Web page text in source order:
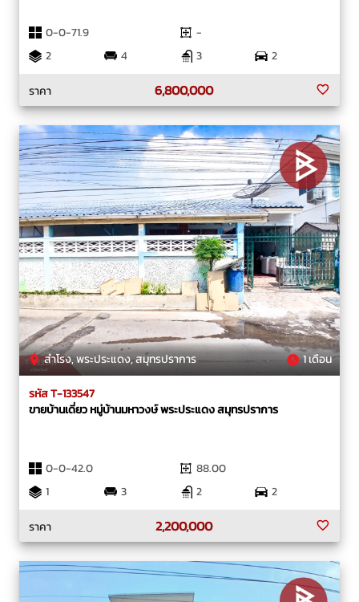
0-0-71.9
-
2
4 3
2
ราคา
6,800,000
สำโรง, พระประแดง, สมุทรปราการ 1 เดือน
รหัส T-133547
ขายบ้านเดี่ยว หมู่บ้านมหาวงษ์ พระประแดง สมุทรปราการ
0-0-42.0
88.00
1
3 2
2
ราคา
2,200,000